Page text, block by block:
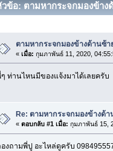
ข้อ: ตามหากระจกมองข้าง
ตามหากระจกมองข้างด้านซ้า
«เมื่อ: กุมภาพันธ์ 11, 2020,
ท่านไหนมีของแจ้งมาได้เลยครับ
Re: ตามหากระจกมองข้างด้
«ตอบกลับ #1 เมื่อ: กุมภาพันธ์ 15,
องถามพี่ปู อะไหล่ดูครับ